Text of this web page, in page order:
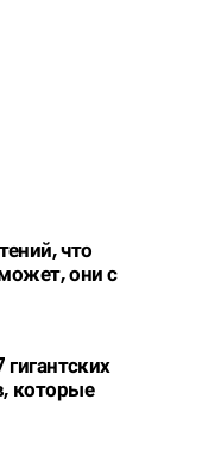
что
они с
которые